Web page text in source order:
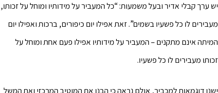
יש ערך קבלי אדיר ובעל משמעות: “כל המעביר על מידותיו ומוחל על זכותו,
מעבירים לו כל פשעיו בשמים”. זאת אפילו יום כיפורים, ברכות ואפילו יום
המיתה אינם מתקנים – המעביר על מידותיו אפילו פעם אחת ומוחל על
זכותו מעבירים לו כל פשעיו.
ישנן דוגמאות למכביר, אולם נראה כי הבנו את המוטיב המרכזי ואת המשל